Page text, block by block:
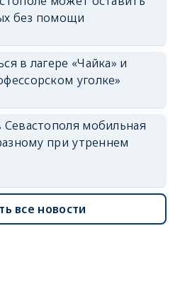
без помощи
в лагере «Чайка» и
уголке»
мобильная
при утреннем
все новости